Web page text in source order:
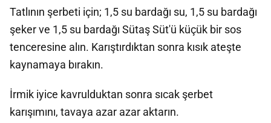
Tatlının şerbeti için; 1,5 su bardağı su, 1,5 su bardağı
şeker ve 1,5 su bardağı Sütaş Süt'ü küçük bir sos
tenceresine alın. Karıştırdıktan sonra kısık ateşte
kaynamaya bırakın.
İrmik iyice kavrulduktan sonra sıcak şerbet
karışımını, tavaya azar azar aktarın.